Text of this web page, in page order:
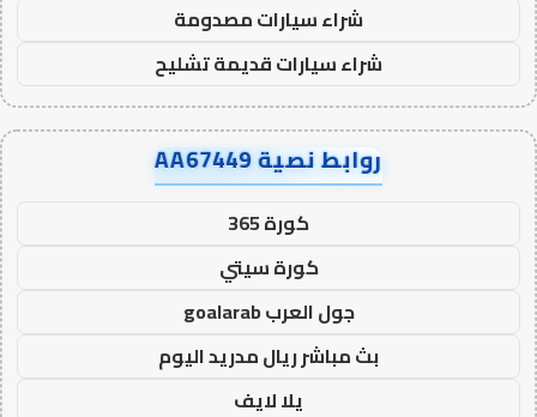
شراء سيارات مصدومة
شراء سيارات قديمة تشليح
روابط نصية AA67449
كورة 365
كورة سيتي
جول العرب goalarab
بث مباشر ريال مدريد اليوم
يلا لايف